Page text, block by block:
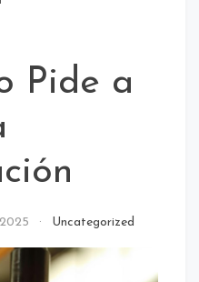
Pide a
Uncategorized